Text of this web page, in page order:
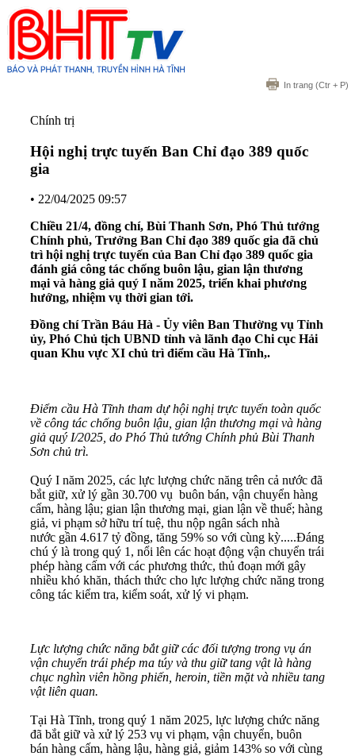
In trang (Ctr + P)
Chính trị
Hội nghị trực tuyến Ban Chỉ đạo 389 quốc
gia
• 22/04/2025 09:57
Chiều 21/4, đồng chí, Bùi Thanh Sơn, Phó Thủ tướng
Chính phủ, Trưởng Ban Chỉ đạo 389 quốc gia đã chủ
trì hội nghị trực tuyến của Ban Chỉ đạo 389 quốc gia
đánh giá công tác chống buôn lậu, gian lận thương
mại và hàng giả quý I năm 2025, triển khai phương
hướng, nhiệm vụ thời gian tới.
Đồng chí Trần Báu Hà - Ủy viên Ban Thường vụ Tỉnh
ủy, Phó Chủ tịch UBND tỉnh và lãnh đạo Chi cục Hải
quan Khu vực XI chủ trì điểm cầu Hà Tĩnh,.
Điểm cầu Hà Tĩnh tham dự hội nghị trực tuyến toàn quốc
về công tác chống buôn lậu, gian lận thương mại và hàng
giả quý I/2025, do Phó Thủ tướng Chính phủ Bùi Thanh
Sơn chủ trì.
Quý I năm 2025, các lực lượng chức năng trên cả nước đã
bắt giữ, xử lý gần 30.700 vụ buôn bán, vận chuyển hàng
cấm, hàng lậu; gian lận thương mại, gian lận về thuế; hàng
giả, vi phạm sở hữu trí tuệ, thu nộp ngân sách nhà
nước gần 4.617 tỷ đồng, tăng 59% so với cùng kỳ.....Đáng
chú ý là trong quý 1, nổi lên các hoạt động vận chuyển trái
phép hàng cấm với các phương thức, thủ đoạn mới gây
nhiều khó khăn, thách thức cho lực lượng chức năng trong
công tác kiểm tra, kiểm soát, xử lý vi phạm.
Lực lượng chức năng bắt giữ các đối tượng trong vụ án
vận chuyển trái phép ma túy và thu giữ tang vật là hàng
chục nghìn viên hồng phiến, heroin, tiền mặt và nhiều tang
vật liên quan.
Tại Hà Tĩnh, trong quý 1 năm 2025, lực lượng chức năng
đã bắt giữ và xử lý 253 vụ vi phạm, vận chuyển, buôn
bán hàng cấm, hàng lậu, hàng giả, giảm 143% so với cùng